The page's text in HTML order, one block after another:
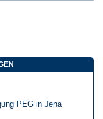
PEG in Jena